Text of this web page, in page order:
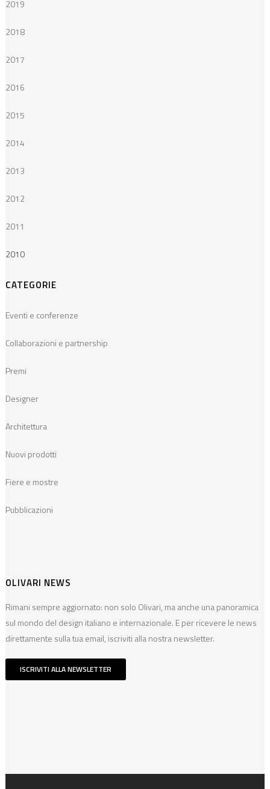
2019
2018
2017
2016
2015
2014
2013
2012
2011
2010
CATEGORIE
Eventi e conferenze
Collaborazioni e partnership
Premi
Designer
Architettura
Nuovi prodotti
Fiere e mostre
Pubblicazioni
OLIVARI NEWS
Rimani sempre aggiornato: non solo Olivari, ma anche una panoramica
sul mondo del design italiano e internazionale. E per ricevere le news
direttamente sulla tua email, iscriviti alla nostra newsletter.
ISCRIVITI ALLA NEWSLETTER